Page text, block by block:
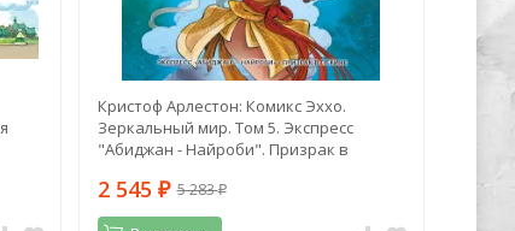
Кристоф Арлестон: Комикс Эххо.
Зеркальный мир. Том 5. Экспресс
"Абиджан - Найроби". Призрак в
2 545 ₽ 5 283₽ 1